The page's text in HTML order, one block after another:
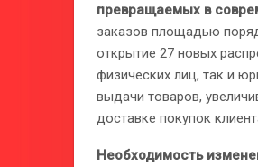
превращаемых в
заказов площадью
открытие 27 новых
физических лиц, так и
выдачи товаров,
доставке покупок
Необходимость